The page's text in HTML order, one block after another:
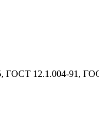
ГОСТ 12.1.004-